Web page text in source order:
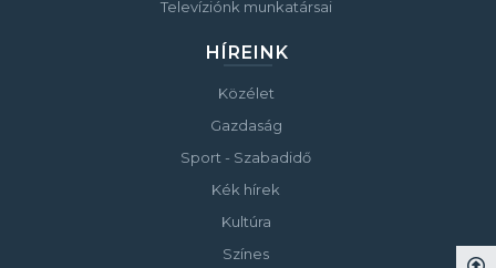
Televíziónk munkatársai
HÍREINK
Közélet
Gazdaság
Sport - Szabadidő
Kék hírek
Kultúra
Színes